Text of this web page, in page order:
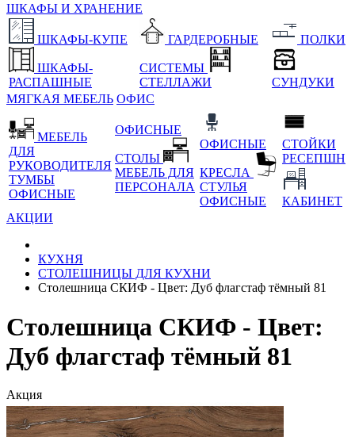
ШКАФЫ И ХРАНЕНИЕ
ШКАФЫ-КУПЕ
ШКАФЫ-
РАСПАШНЫЕ
ГАРДЕРОБНЫЕ
СИСТЕМЫ
СТЕЛЛАЖИ
ПОЛКИ
СУНДУКИ
МЯГКАЯ МЕБЕЛЬ ОФИС
МЕБЕЛЬ
ДЛЯ
РУКОВОДИТЕЛЯ
ТУМБЫ
ОФИСНЫЕ
ОФИСНЫЕ
СТОЛЫ
МЕБЕЛЬ ДЛЯ
ПЕРСОНАЛА
ОФИСНЫЕ
КРЕСЛА
СТУЛЬЯ
ОФИСНЫЕ
СТОЙКИ
РЕСЕПШН
КАБИНЕТ
АКЦИИ
КУХНЯ
СТОЛЕШНИЦЫ ДЛЯ КУХНИ
Столешница СКИФ - Цвет: Дуб флагстаф тёмный 81
Столешница СКИФ - Цвет:
Дуб флагстаф тёмный 81
Акция